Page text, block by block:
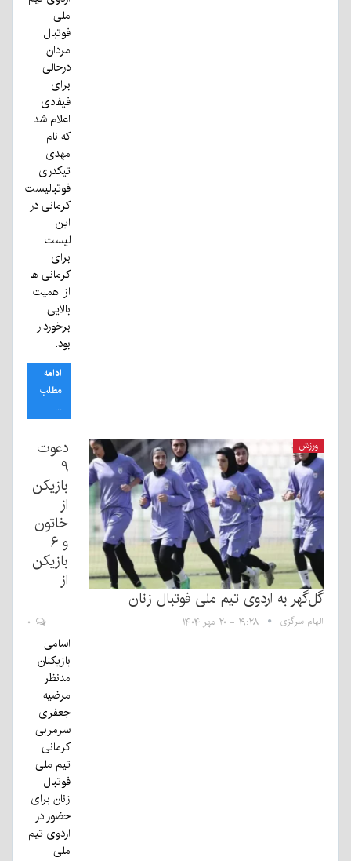
ملی
فوتبال
مردان
درحالی
برای
فیفادی
اعلام شد
که نام
مهدی
تیکدری
فوتبالیست
کرمانی در
این
لیست
برای
کرمانی ها
از اهمیت
بالایی
برخوردار
بود.
ادامه
مطلب
...
ورزش
دعوت
۹
بازیکن
از
خاتون
و ۶
بازیکن
از
گل‌گهر به اردوی تیم ملی فوتبال زنان
الهام سرگزی ۱۹:۲۸ - ۲۰ مهر ۱۴۰۴
اسامی
بازیکنان
مدنظر
مرضیه
جعفری
سرمربی
کرمانی
تیم ملی
فوتبال
زنان برای
حضور در
اردوی تیم
ملی